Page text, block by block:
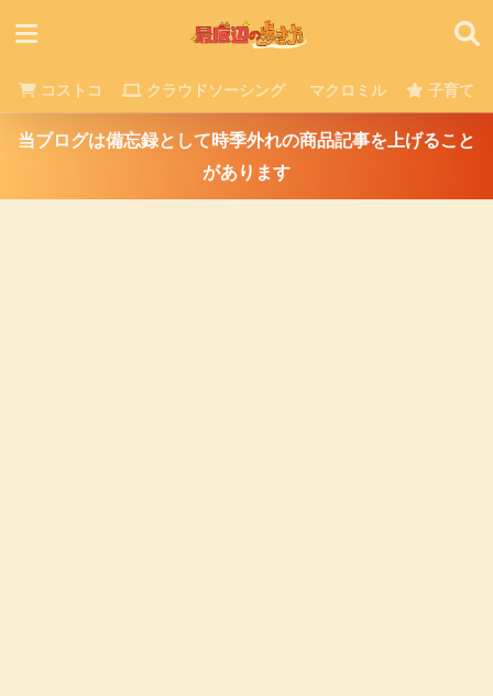
コストコ クラウドソーシング マクロミル 子育て
当ブログは備忘録として時季外れの商品記事を上げること
があります